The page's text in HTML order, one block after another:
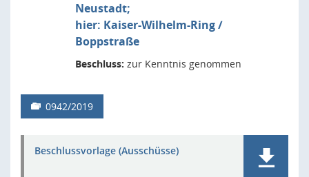
Neustadt;
hier: Kaiser-Wilhelm-Ring /
Boppstraße
Beschluss: zur Kenntnis genommen
0942/2019
Beschlussvorlage (Ausschüsse)